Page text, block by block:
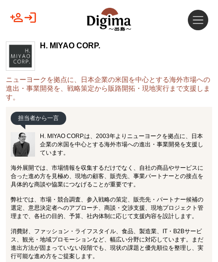
H. MIYAO CORP.
ニューヨークを拠点に、日本企業の米国を中心とする海外市場への
進出・事業開発を、戦略策定から販路開拓・現地実行まで支援しま
す。
担当者から一言
H. MIYAO CORP.は、2003年よりニューヨークを拠点に、日本
企業の米国を中心とする海外市場への進出・事業開発を支援し
ています。
海外展開では、市場情報を収集するだけでなく、自社の商品やサービスに
合った進め方を見極め、現地の顧客、販売先、事業パートナーとの接点を
具体的な商談や協業につなげることが重要です。
弊社では、市場・競合調査、参入戦略の策定、販売先・パートナー候補の
選定、意思決定者へのアプローチ、商談・交渉支援、現地プロジェクト管
理まで、各社の目的、予算、社内体制に応じて支援内容を設計します。
消費財、ファッション・ライフスタイル、食品、製造業、IT・B2Bサービ
ス、観光・地域プロモーションなど、幅広い分野に対応しています。まだ
進出方法が固まっていない段階でも、現状の課題と優先順位を整理し、実
行可能な進め方をご提案します。